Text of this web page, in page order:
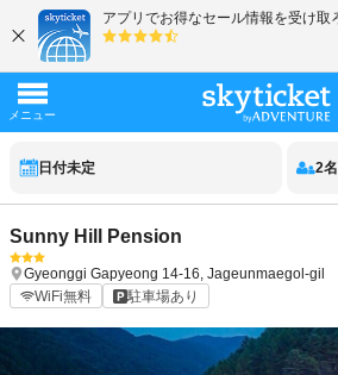
日付未定 2名
Sunny Hill Pension
Gyeonggi Gapyeong 14-16, Jageunmaegol-gil
WiFi無料
駐車場あり